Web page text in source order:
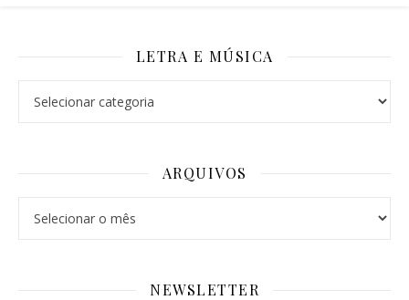
LETRA E MÚSICA
ARQUIVOS
NEWSLETTER